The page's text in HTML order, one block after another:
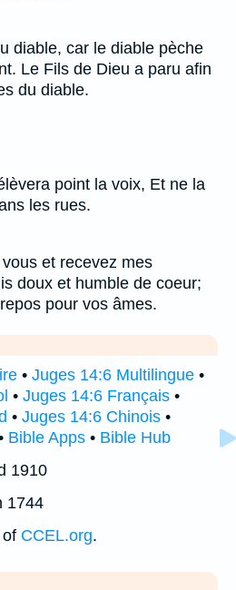
diable, car le diable pèche
Le Fils de Dieu a paru afin
du diable.
point la voix, Et ne la
les rues.
et recevez mes
doux et humble de coeur;
pour vos âmes.
• Juges 14:6 Multilingue •
• Juges 14:6 Français •
• Juges 14:6 Chinois •
Bible Apps • Bible Hub
1910
1744
CCEL.org.